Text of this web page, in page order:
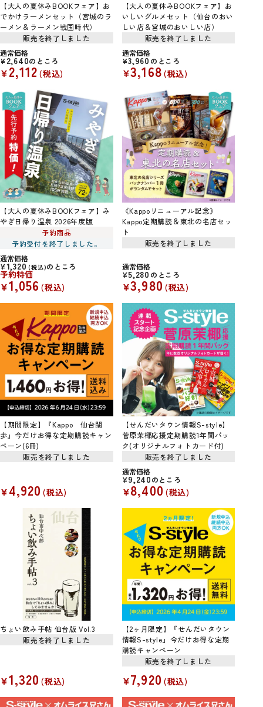
【大人の夏休みBOOKフェア】お
でかけラーメンセット（宮城のラ
ーメン＆ラーメン戦国時代）
販売を終了しました
通常価格
¥2,640のところ
¥2,112 税込
【大人の夏休みBOOKフェア】お
いしいグルメセット（仙台のおい
しい店＆宮城のおいしい店）
販売を終了しました
通常価格
¥3,960 のところ
¥3,168 税込
【大人の夏休みBOOKフェア】み
やぎ日帰り温泉 2026年度版
予約商品
予約受付を終了しました。
通常価格
¥1,320 税込 のところ
予約特価
¥1,056 税込
《Kappoリニューアル記念》
Kappo定期購読＆東北の名店セッ
ト
販売を終了しました
通常価格
¥5,280のところ
¥3,980 税込
【期間限定】『Kappo 仙台闊
歩』今だけお得な定期購読キャン
ペーン(6冊)
販売を終了しました
¥4,920 税込
【せんだいタウン情報S-style】
菅原茉椰応援定期購読1年間パッ
ク(オリジナルフォトカード付)
販売を終了しました
通常価格
¥9,240のところ
¥8,400 税込
ちょい飲み手帖 仙台版 Vol.3
販売を終了しました
¥1,320 税込
【2ヶ月限定】『せんだいタウン
情報S-style』今だけお得な定期
購読キャンペーン
販売を終了しました
¥7,920 税込